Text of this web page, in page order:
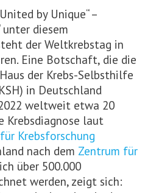
by Unique“ –
unter diesem
der Weltkrebstag in
Eine Botschaft, die die
der Krebs-Selbsthilfe
in Deutschland
weltweit etwa 20
Krebsdiagnose laut
Krebsforschung
nach dem Zentrum für
über 500.000
werden, zeigt sich: